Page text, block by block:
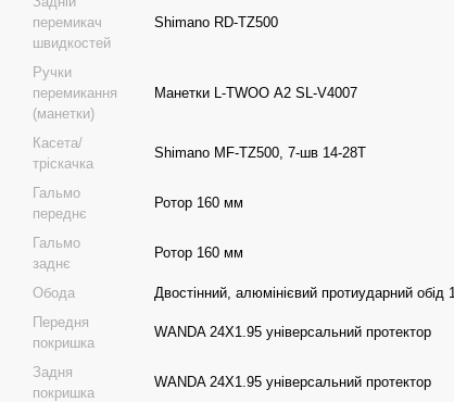
перемикач
швидкостей
Shimano RD-TZ500
Ручки
перемикання
(манетки)
Манетки L-TWOO А2 SL-V4007
Касета/
тріскачка
Shimano MF-TZ500, 7-шв 14-28T
Гальмо
переднє
Ротор 160 мм
Гальмо
заднє
Ротор 160 мм
Обода
Двостінний, алюмінієвий протиударний обід
Передня
покришка
WANDA 24X1.95 універсальний протектор
Задня
покришка
WANDA 24X1.95 універсальний протектор